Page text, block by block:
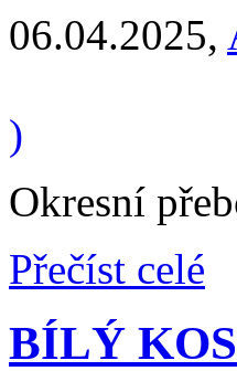
06.04.2025,
)
Okresní
Přečíst celé
BÍLÝ